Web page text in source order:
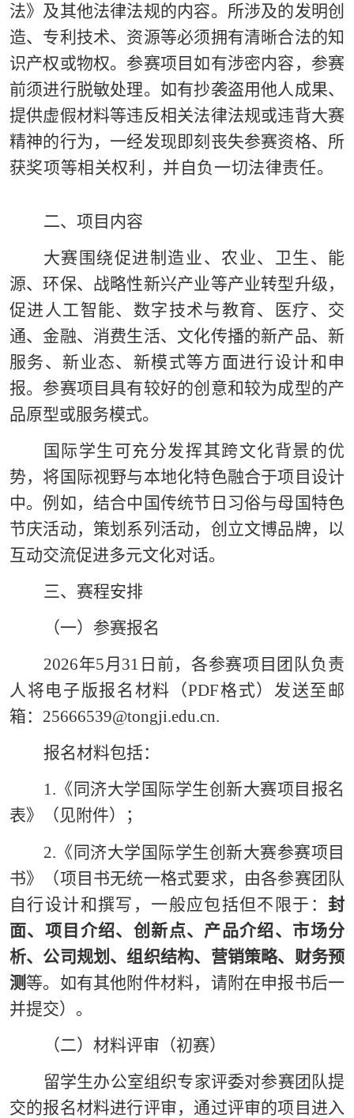
法》及其他法律法规的内容。 所涉及的发明创
造、专利技术、资源等必须拥有清晰合法的知
识产权或物权。参赛项目如有涉密内容，参赛
前须进行脱敏处理。如有抄袭盗用他人成果、
提供虚假材料等违反相关法律法规或违背大赛
精神的行为，一经发现即刻丧失参赛资格、所
获奖项等相关权利，并自负一切法律责任。
二、项目内容
大赛围绕促进制造业、农业、卫生、能
源、环保、战略性新兴产业等产业转型升级，
促进人工智能、数字技术与教育、医疗、交
通、金融、消费生活、文化传播的新产品、新
服务、新业态、新模式等方面进行设计和申
报。参赛项目具有较好的创意和较为成型的产
品原型或服务模式。
国际学生可充分发挥其跨文化背景的优
势，将国际视野与本地化特色融合于项目设计
中。例如，结合中国传统节日习俗与母国特色
节庆活动，策划系列活动，创立文博品牌，以
互动交流促进多元文化对话。
三、赛程安排
（一）参赛报名
2026年5月31日前，各参赛项目团队负责
人将电子版报名材料（PDF格式）发送至邮
箱：25666539@tongji.edu.cn.
报名材料包括：
1. 《同济大学国际学生创新大赛项目报名
表》
（见附件）；
2.《同济大学国际学生创新大赛参赛项目
书》（项目书无统一格式要求，由各参赛团队
自行设计和撰写，一般应包括但不限于： 封
面、项目介绍、创新点、产品介绍、市场分
析、公司规划、组织结构、营销策略、财务预
测等。如有其他附件材料，请附在申报书后一
并提交）。
（二）材料评审（初赛）
留学生办公室组织专家评委对参赛团队提
交的报名材料进行评审，通过评审的项目进入